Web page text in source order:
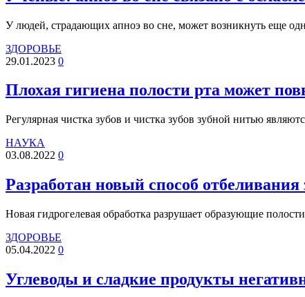
У людей, страдающих апноэ во сне, может возникнуть еще
ЗДОРОВЬЕ
29.01.2023 0
Плохая гигиена полости рта может
Регулярная чистка зубов и чистка зубов зубной нитью
НАУКА
03.08.2022 0
Разработан новый способ
Новая гидрогелевая обработка разрушает образующие
ЗДОРОВЬЕ
05.04.2022 0
Углеводы и сладкие продукты